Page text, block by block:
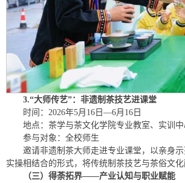
3.“大师传艺”：非遗制茶技艺进课堂
时间：2026年5月16日—6月16日
地点：茶学与茶文化学院专业教室、实训
参与对象：全校师生
邀请非遗制茶大师走进专业课堂，以亲身
实操相结合的形式，将传统制茶技艺与茶俗文化
（三）得荼拓界——产业认知与职业赋能